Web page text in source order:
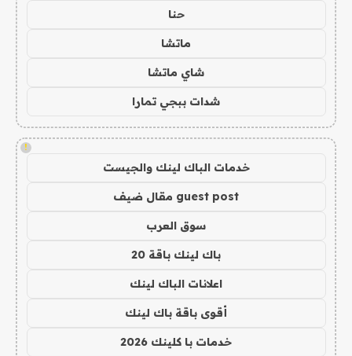
حنا
ماتشا
شاي ماتشا
شدات ببجي تمارا
!
خدمات الباك لينك والجيست
guest post مقال ضيف
سوق العرب
باك لينك باقة 20
اعلانات الباك لينك
أقوى باقة باك لينك
خدمات با كلينك 2026